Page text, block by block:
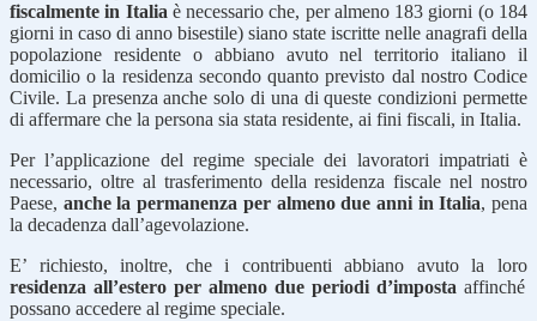
fiscalmente in Italia è necessario che, per almeno 183 giorni (o 184
giorni in caso di anno bisestile) siano state iscritte nelle anagrafi della
popolazione residente o abbiano avuto nel territorio italiano il
domicilio o la residenza secondo quanto previsto dal nostro Codice
Civile. La presenza anche solo di una di queste condizioni permette
di affermare che la persona sia stata residente, ai fini fiscali, in Italia.
Per l’applicazione del regime speciale dei lavoratori impatriati è
necessario, oltre al trasferimento della residenza fiscale nel nostro
Paese, anche la permanenza per almeno due anni in Italia, pena
la decadenza dall’agevolazione.
E’ richiesto, inoltre, che i contribuenti abbiano avuto la loro
residenza all’estero per almeno due periodi d’imposta affinché
possano accedere al regime speciale.